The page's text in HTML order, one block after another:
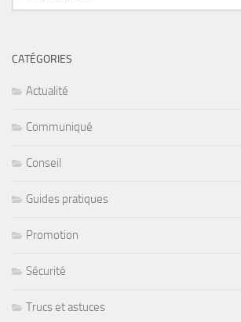
CATÉGORIES
Actualité
Communiqué
Conseil
Guides pratiques
Promotion
Sécurité
Trucs et astuces